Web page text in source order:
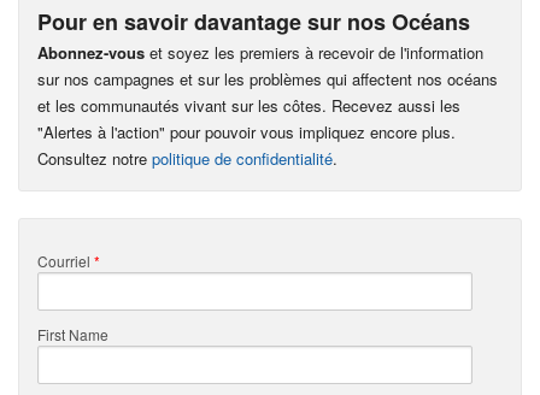
Pour en savoir davantage sur nos Océans
Abonnez-vous et soyez les premiers à recevoir de l'information
sur nos campagnes et sur les problèmes qui affectent nos océans
et les communautés vivant sur les côtes. Recevez aussi les
"Alertes à l'action" pour pouvoir vous impliquez encore plus.
Consultez notre politique de confidentialité.
Courriel *
First Name